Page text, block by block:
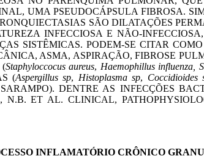
UMA PSEUDOCÁPSULA FIBROSA.
SÃO DILATAÇÕES
INFECCIOSA E NÃO-
SISTÊMICAS. PODEM-SE CITAR
ASMA, ASPIRAÇÃO, FIBROSE
(Staphyloccocus aureus, Haemophillus influenza,
(Aspergillus sp, Histoplasma sp, Coccidioides
DENTRE AS INFECÇÕES
N.B. ET AL. CLINICAL,
INFLAMATÓRIO CRÔNICO